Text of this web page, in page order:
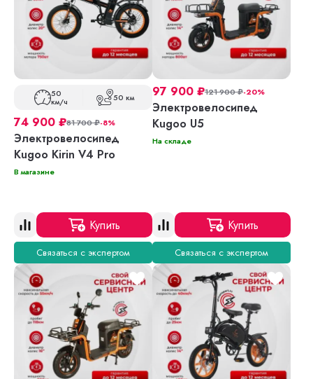
50
км/ч 50 км
74 900 ₽81 700₽-8%
Электровелосипед
Kugoo Kirin V4 Pro
В магазине
Купить
Связаться с экспертом
97 900 ₽121 900₽-20%
Электровелосипед
Kugoo U5
На складе
Купить
Связаться с экспертом